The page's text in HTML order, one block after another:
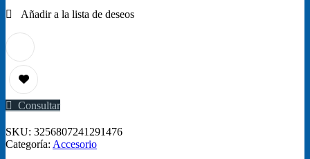
mascotas,
Compatible
con
cortadora
de
mascotas
Andis,
Oster
A5,
Wahl,
Consultar
SKU: 3256807241291476
Categoría: Accesorio